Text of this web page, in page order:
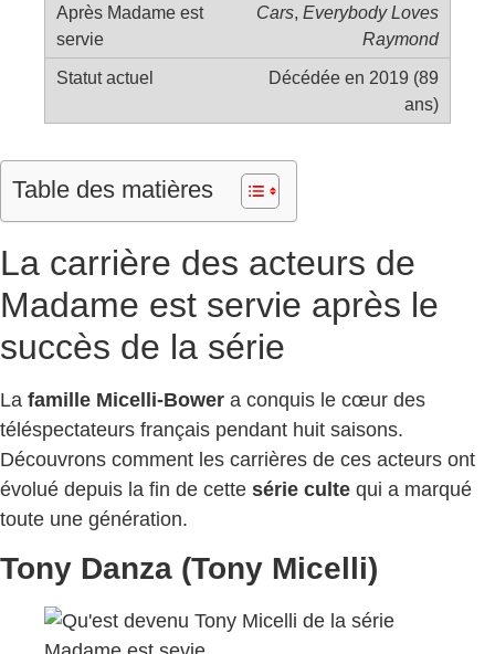
Cars, Everybody Loves
Raymond
Décédée en 2019 (89
ans)
Table des matières
La carrière des acteurs de
Madame est servie après le
succès de la série
La famille Micelli-Bower a conquis le cœur des
téléspectateurs français pendant huit saisons.
Découvrons comment les carrières de ces acteurs ont
évolué depuis la fin de cette série culte qui a marqué
toute une génération.
Tony Danza (Tony Micelli)